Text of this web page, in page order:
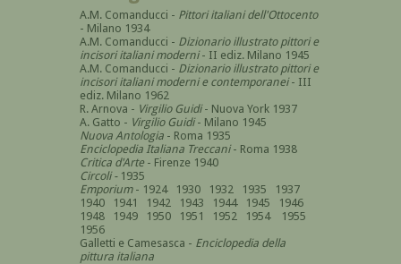
A.M. Comanducci - Pittori italiani dell'Ottocento
- Milano 1934
A.M. Comanducci - Dizionario illustrato pittori e
incisori italiani moderni- II ediz. Milano 1945
A.M. Comanducci - Dizionario illustrato pittori e
incisori italiani moderni e contemporanei- III
ediz. Milano 1962
R. Arnova - Virgilio Guidi- Nuova York 1937
A. Gatto - Virgilio Guidi- Milano 1945
Nuova Antologia - Roma 1935
Enciclopedia Italiana Treccani- Roma 1938
Critica d'Arte - Firenze 1940
Circoli -1935
Emporium- 1924 1930 1932 1935 1937
1940 1941 1942 1943 1944 1945 1946
1948 1949 1950 1951 1952 1954 1955
1956
Galletti e Camesasca - Enciclopedia della
pittura italiana